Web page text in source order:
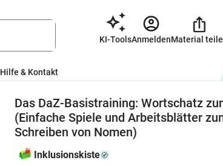
KI-ToolsAnmeldenMaterial
Hilfe & Kontakt
Das DaZ-Basistraining: Wortschatz
(Einfache Spiele und Arbeitsblätter
Schreiben von Nomen)
Inklusionskiste